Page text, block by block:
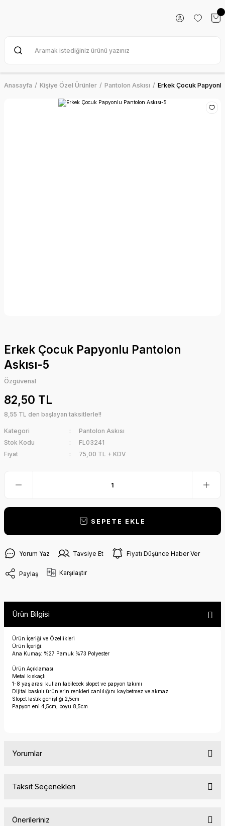
Anasayfa Kişiye Özel Ürünler Pantolon Askısı Erkek Çocuk
Erkek Çocuk Papyonlu Pantolon
Askısı-5
Özgüvenal
82,50 TL
8,55 TL den başlayan taksitlerle!!
Kategori
Pantolon Askısı
Stok Kodu
FL03241
Fiyat
75,00 TL + KDV
SEPETE EKLE
Yorum Yaz Tavsiye Et Fiyatı Düşünce Haber Ver
Paylaş Karşılaştır
Ürün Bilgisi
Ürün İçeriği ve Özellikleri
Ürün İçeriği:
Ana Kumaş: %27 Pamuk %73 Polyester
Ürün Açıklaması
Metal kıskaçlı
1-8 yaş arası kullanılabilecek slopet ve papyon takımı
Dijital baskılı ürünlerin renkleri canlılığını kaybetmez ve akmaz
Slopet lastik genişliği 2,5cm
Papyon eni 4,5cm, boyu 8,5cm
Yorumlar
Taksit Seçenekleri
Önerileriniz